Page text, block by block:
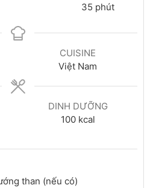
35 phút
CUISINE
Việt Nam
DINH DƯỠNG
100 kcal
than (nếu có)